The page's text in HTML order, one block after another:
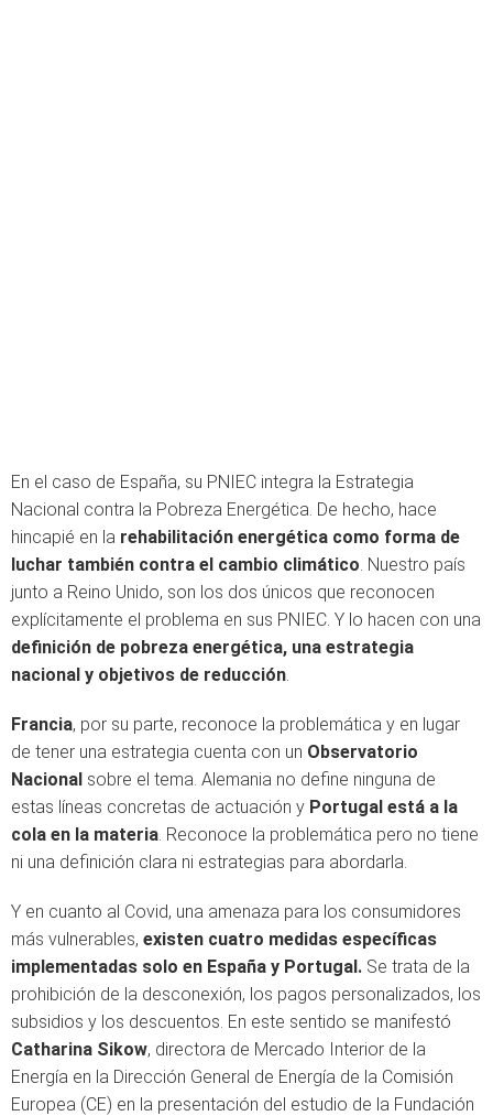
En el caso de España, su PNIEC integra la Estrategia
Nacional contra la Pobreza Energética. De hecho, hace
hincapié en la rehabilitación energética como forma de
luchar también contra el cambio climático. Nuestro país
junto a Reino Unido, son los dos únicos que reconocen
explícitamente el problema en sus PNIEC. Y lo hacen con una
definición de pobreza energética, una estrategia
nacional y objetivos de reducción.
Francia, por su parte, reconoce la problemática y en lugar
de tener una estrategia cuenta con un Observatorio
Nacional sobre el tema. Alemania no define ninguna de
estas líneas concretas de actuación y Portugal está a la
cola en la materia. Reconoce la problemática pero no tiene
ni una definición clara ni estrategias para abordarla.
Y en cuanto al Covid, una amenaza para los consumidores
más vulnerables, existen cuatro medidas específicas
implementadas solo en España y Portugal. Se trata de la
prohibición de la desconexión, los pagos personalizados, los
subsidios y los descuentos. En este sentido se manifestó
Catharina Sikow, directora de Mercado Interior de la
Energía en la Dirección General de Energía de la Comisión
Europea (CE) en la presentación del estudio de la Fundación